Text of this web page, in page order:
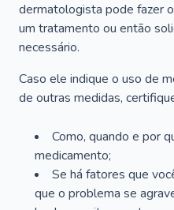
dermatologista pode fazer
um tratamento ou então
necessário.
Caso ele indique o uso de
de outras medidas,
Como, quando e por
medicamento;
Se há fatores que
que o problema se